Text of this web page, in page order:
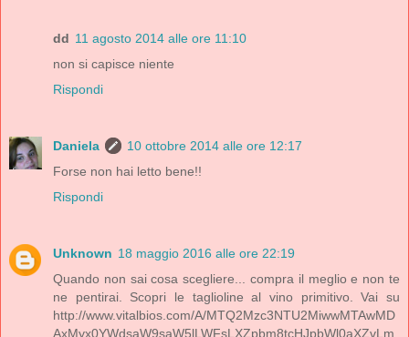
dd 11 agosto 2014 alle ore 11:10
non si capisce niente
Rispondi
Daniela
10 ottobre 2014 alle ore 12:17
Forse non hai letto bene!!
Rispondi
Unknown 18 maggio 2016 alle ore 22:19
Quando non sai cosa scegliere... compra il meglio e non te
ne pentirai. Scopri le taglioline al vino primitivo. Vai su
http://www.vitalbios.com/A/MTQ2Mzc3NTU2MiwwMTAwMD
AxMyx0YWdsaW9saW5lLWFsLXZpbm8tcHJpbWl0aXZvLm